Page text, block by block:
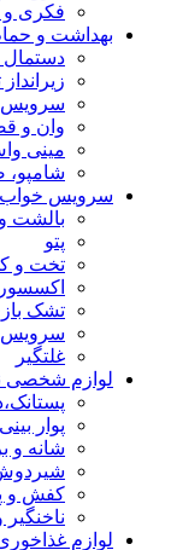
فکری
بهداشت و
سرویس
وان و
مینی
شامپو،
سرویس خواب کودک
بالشت
پتو
تخت و
تشک
سرویس
غلتگیر
لوازم شخصی
پوار
شانه و
کفش و
لوازم